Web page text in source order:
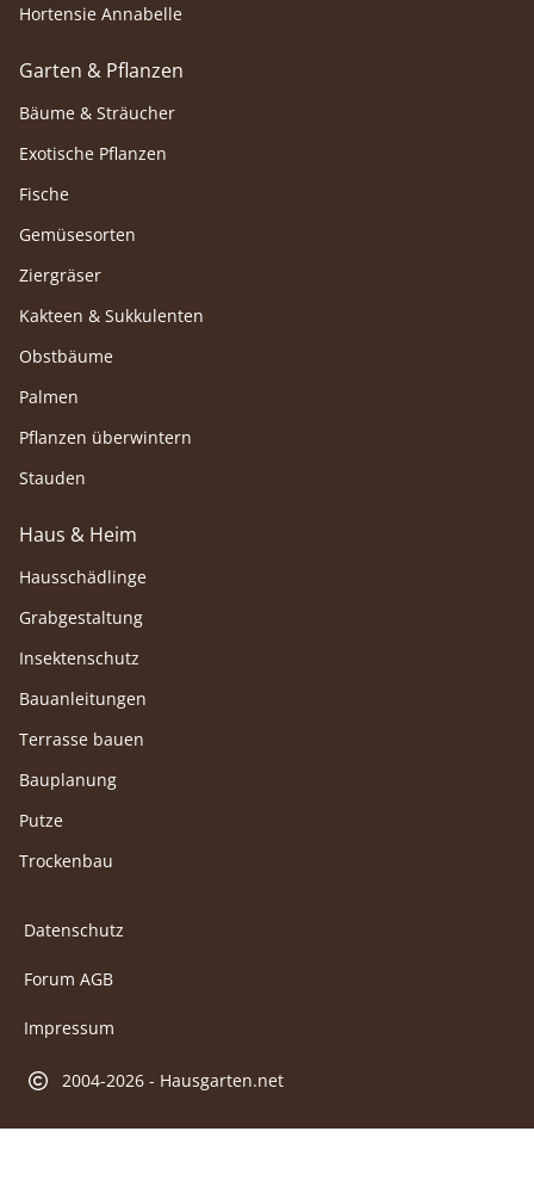
Hortensie Annabelle
Garten & Pflanzen
Bäume & Sträucher
Exotische Pflanzen
Fische
Gemüsesorten
Ziergräser
Kakteen & Sukkulenten
Obstbäume
Palmen
Pflanzen überwintern
Stauden
Haus & Heim
Hausschädlinge
Grabgestaltung
Insektenschutz
Bauanleitungen
Terrasse bauen
Bauplanung
Putze
Trockenbau
Datenschutz
Forum AGB
Impressum
2004-2026 - Hausgarten.net